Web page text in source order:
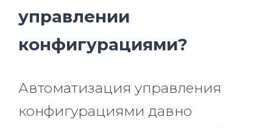
управлении
конфигурациями?
Автоматизация управления
конфигурациями давно